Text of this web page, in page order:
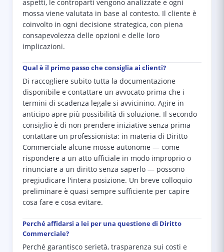
aspetti, le controparti vengono analizzate e ogni
mossa viene valutata in base al contesto. Il cliente è
coinvolto in ogni decisione strategica, con piena
consapevolezza delle opzioni e delle loro
implicazioni.
Qual è il primo passo che consiglia ai clienti?
Di raccogliere subito tutta la documentazione
disponibile e contattare un avvocato prima che i
termini di scadenza legale si avvicinino. Agire in
anticipo apre più possibilità di soluzione. Il secondo
consiglio è di non prendere iniziative senza prima
contattare un professionista: in materia di Diritto
Commerciale alcune mosse autonome — come
rispondere a un atto ufficiale in modo improprio o
rinunciare a un diritto senza saperlo — possono
pregiudicare l'intera posizione. Un breve colloquio
preliminare è quasi sempre sufficiente per capire
cosa fare e cosa evitare.
Perché affidarsi a lei per una questione di Diritto
Commerciale?
Perché garantisco serietà, trasparenza sui costi e